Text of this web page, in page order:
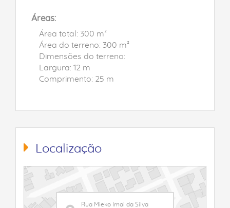
Áreas:
Área total: 300 m²
Área do terreno: 300 m²
Dimensões do terreno:
Largura: 12 m
Comprimento: 25 m
Localização
Rua Mieko Imai da Silva